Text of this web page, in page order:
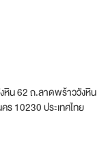
น 62 ถ.ลาดพร้าววังหิน
10230 ประเทศไทย